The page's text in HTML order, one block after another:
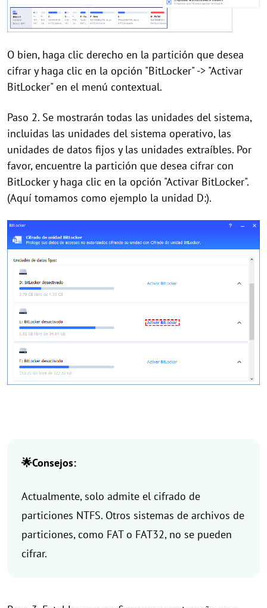
O bien, haga clic derecho en la partición que desea
cifrar y haga clic en la opción "BitLocker" -> "Activar
BitLocker" en el menú contextual.
Paso 2. Se mostrarán todas las unidades del sistema,
incluidas las unidades del sistema operativo, las
unidades de datos fijos y las unidades extraíbles. Por
favor, encuentre la partición que desea cifrar con
BitLocker y haga clic en la opción "Activar BitLocker".
(Aquí tomamos como ejemplo la unidad D:).
🌟Consejos:
Actualmente, solo admite el cifrado de
particiones NTFS. Otros sistemas de archivos de
particiones, como FAT o FAT32, no se pueden
cifrar.